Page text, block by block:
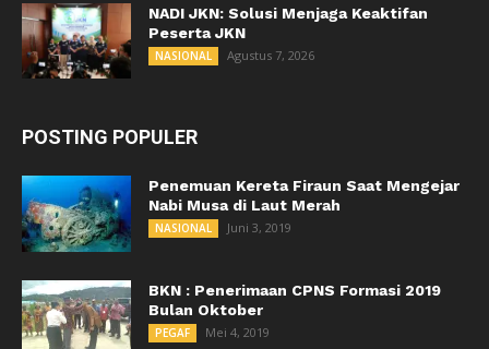
NADI JKN: Solusi Menjaga Keaktifan
Peserta JKN
NASIONAL Agustus 7, 2026
POSTING POPULER
Penemuan Kereta Firaun Saat Mengejar
Nabi Musa di Laut Merah
NASIONAL Juni 3, 2019
BKN : Penerimaan CPNS Formasi 2019
Bulan Oktober
PEGAF Mei 4, 2019